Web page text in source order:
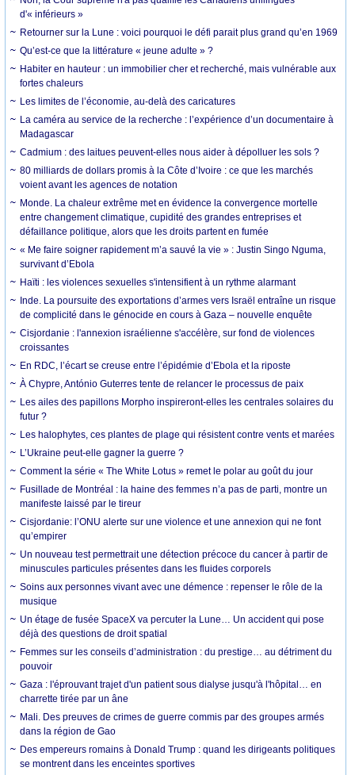
d'« inférieurs »
Retourner sur la Lune : voici pourquoi le défi parait plus grand qu’en 1969
Qu’est-ce que la littérature « jeune adulte » ?
Habiter en hauteur : un immobilier cher et recherché, mais vulnérable aux
fortes chaleurs
Les limites de l’économie, au-delà des caricatures
La caméra au service de la recherche : l’expérience d’un documentaire à
Madagascar
Cadmium : des laitues peuvent-elles nous aider à dépolluer les sols ?
80 milliards de dollars promis à la Côte d’Ivoire : ce que les marchés
voient avant les agences de notation
Monde. La chaleur extrême met en évidence la convergence mortelle
entre changement climatique, cupidité des grandes entreprises et
défaillance politique, alors que les droits partent en fumée
« Me faire soigner rapidement m’a sauvé la vie » : Justin Singo Nguma,
survivant d’Ebola
Haïti : les violences sexuelles s'intensifient à un rythme alarmant
Inde. La poursuite des exportations d’armes vers Israël entraîne un risque
de complicité dans le génocide en cours à Gaza – nouvelle enquête
Cisjordanie : l'annexion israélienne s'accélère, sur fond de violences
croissantes
En RDC, l’écart se creuse entre l’épidémie d’Ebola et la riposte
À Chypre, António Guterres tente de relancer le processus de paix
Les ailes des papillons Morpho inspireront-elles les centrales solaires du
futur ?
Les halophytes, ces plantes de plage qui résistent contre vents et marées
L’Ukraine peut-elle gagner la guerre ?
Comment la série « The White Lotus » remet le polar au goût du jour
Fusillade de Montréal : la haine des femmes n’a pas de parti, montre un
manifeste laissé par le tireur
Cisjordanie: l’ONU alerte sur une violence et une annexion qui ne font
qu’empirer
Un nouveau test permettrait une détection précoce du cancer à partir de
minuscules particules présentes dans les fluides corporels
Soins aux personnes vivant avec une démence : repenser le rôle de la
musique
Un étage de fusée SpaceX va percuter la Lune… Un accident qui pose
déjà des questions de droit spatial
Femmes sur les conseils d’administration : du prestige… au détriment du
pouvoir
Gaza : l'éprouvant trajet d'un patient sous dialyse jusqu'à l'hôpital… en
charrette tirée par un âne
Mali. Des preuves de crimes de guerre commis par des groupes armés
dans la région de Gao
Des empereurs romains à Donald Trump : quand les dirigeants politiques
se montrent dans les enceintes sportives